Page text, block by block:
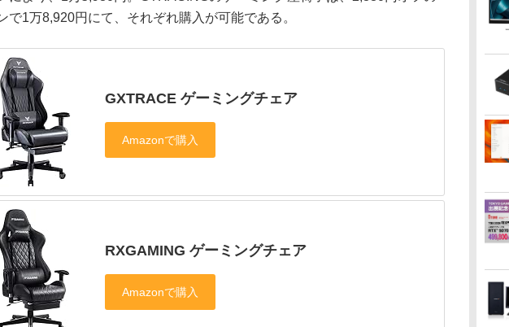
で1万8,920円にて、それぞれ購入が可能である。
GXTRACE ゲーミングチェア
RXGAMING ゲーミングチェア